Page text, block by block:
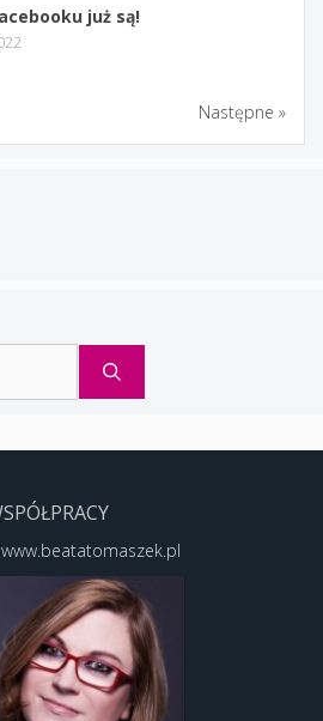
już są!
Następne »
www.beatatomaszek.pl